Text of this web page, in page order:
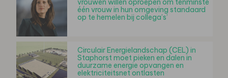
vrouwen willen oproepen om tenminste
één vrouw in hun omgeving standaard
op te hemelen bij collega’s’
Circulair Energielandschap (CEL) in
Staphorst moet pieken en dalen in
duurzame energie opvangen en
elektriciteitsnet ontlasten